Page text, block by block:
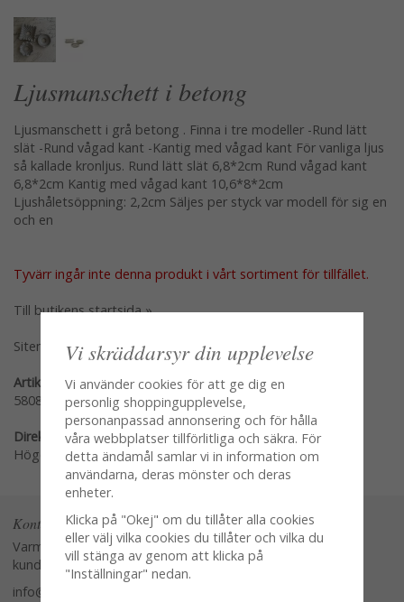
Ljusmanschett i betong
Ljusmanschett i grå betong . Finna i tre modeller -Rund lätt
slät -Rund vågad kant -Kantig med vågad kant För vanliga ljus
så kallade kronljus. Rund lätt slät 6,8*2cm Rund vågad kant
6,8*2cm Kantig med vågad kant 10,6*8*2cm
Ljushåletsöppning: 2,2cm Säljes per styck var modell för sig en
och en
Tyvärr ingår inte denna produkt i vårt sortiment för tillfället.
Till butikens startsida »
Sitemap »
Artikelnummer:
58081-KV
Direktlänk:
Högerklicka och kopiera adressen
Kontakta oss
Varmt välkommen att kontakta vår
kundtjänst.
info@glasverandan.se
Vi skräddarsyr din upplevelse
Vi använder cookies för att ge dig en
personlig shoppingupplevelse,
personanpassad annonsering och för hålla
våra webbplatser tillförlitliga och säkra. För
detta ändamål samlar vi in information om
användarna, deras mönster och deras
enheter.
Klicka på "Okej" om du tillåter alla cookies
eller välj vilka cookies du tillåter och vilka du
vill stänga av genom att klicka på
"Inställningar" nedan.